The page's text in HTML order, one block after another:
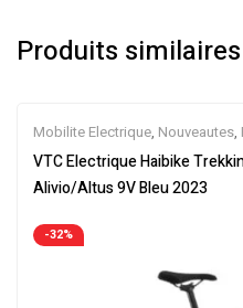
Produits similaires
Mobilite Electrique, Nouveautes,
ville,Velos Electriques,VTC
VTC Electrique Haibike
Alivio/Altus 9V Bleu 2023
-32%